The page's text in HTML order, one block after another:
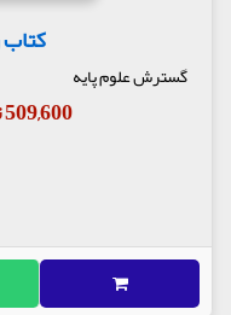
گسترش علوم پایه
509,600 تومان